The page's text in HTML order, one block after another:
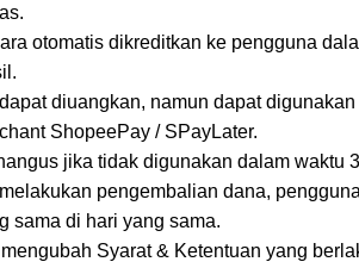
otomatis dikreditkan ke pengguna
diuangkan, namun dapat
ShopeePay / SPayLater.
jika tidak digunakan dalam waktu
pengembalian dana,
sama di hari yang sama.
Syarat & Ketentuan yang